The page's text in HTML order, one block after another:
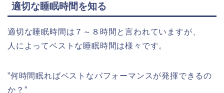
適切な睡眠時間を知る
適切な睡眠時間は７～８時間と言われていますが、
人によってベストな睡眠時間は様々です。
”何時間眠ればベストなパフォーマンスが発揮できるの
か？”